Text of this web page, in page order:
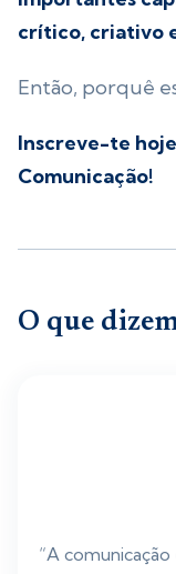
crítico, criativo
Então, porquê
Inscreve-te
Comunicação!
O que
“A